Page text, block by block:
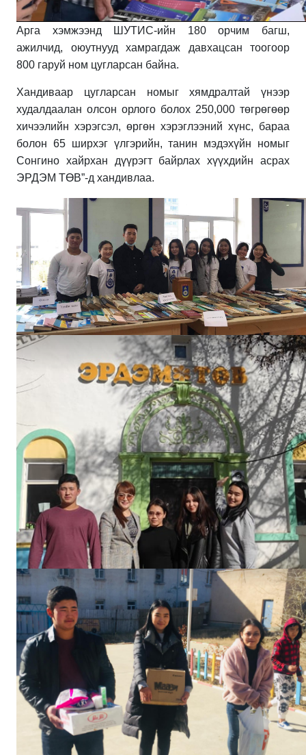
Арга хэмжээнд ШУТИС-ийн 180 орчим багш,
ажилчид, оюутнууд хамрагдаж давхацсан тоогоор
800 гаруй ном цугларсан байна.
Хандиваар цугларсан номыг хямдралтай үнээр
худалдаалан олсон орлого болох 250,000 төгрөгөөр
хичээлийн хэрэгсэл, өргөн хэрэглээний хүнс, бараа
болон 65 ширхэг үлгэрийн, танин мэдэхүйн номыг
Сонгино хайрхан дүүрэгт байрлах хүүхдийн асрах
ЭРДЭМ ТӨВ”-д хандивлаа.